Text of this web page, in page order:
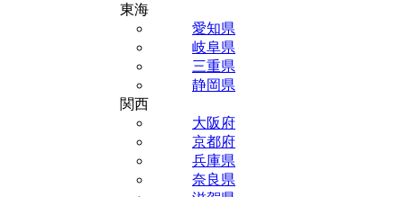
東海
愛知県
岐阜県
三重県
静岡県
関西
大阪府
京都府
兵庫県
奈良県